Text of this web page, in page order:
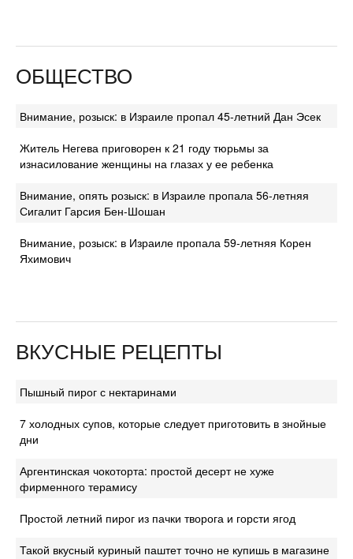
ОБЩЕСТВО
Внимание, розыск: в Израиле пропал 45-летний Дан Эсек
Житель Негева приговорен к 21 году тюрьмы за
изнасилование женщины на глазах у ее ребенка
Внимание, опять розыск: в Израиле пропала 56-летняя
Сигалит Гарсия Бен-Шошан
Внимание, розыск: в Израиле пропала 59-летняя Корен
Яхимович
ВКУСНЫЕ РЕЦЕПТЫ
Пышный пирог с нектаринами
7 холодных супов, которые следует приготовить в знойные
дни
Аргентинская чокоторта: простой десерт не хуже
фирменного терамису
Простой летний пирог из пачки творога и горсти ягод
Такой вкусный куриный паштет точно не купишь в магазине